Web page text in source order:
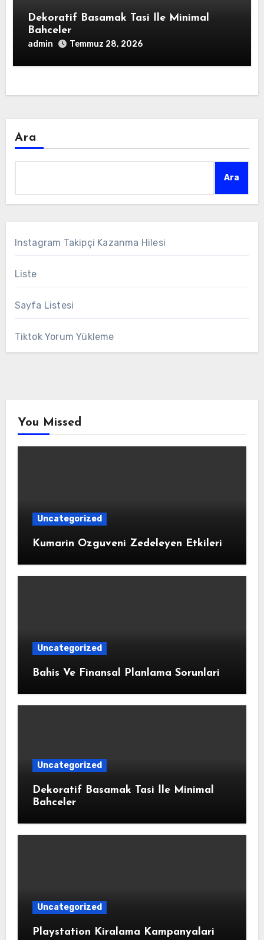
Dekoratif Basamak Tasi İle Minimal
Bahceler
admin Temmuz 28, 2026
Ara
Ara
Instagram Takipçi Kazanma Hilesi
Liste
Sayfa Listesi
Tiktok Yorum Yükleme
You Missed
Uncategorized
Kumarin Ozguveni Zedeleyen Etkileri
Uncategorized
Bahis Ve Finansal Planlama Sorunlari
Uncategorized
Dekoratif Basamak Tasi İle Minimal
Bahceler
Uncategorized
Playstation Kiralama Kampanyalari